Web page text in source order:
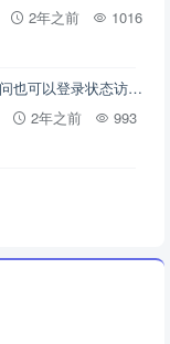
2年之前 1016
laravel 如何实现接口既可以匿名访问也可以登录状态访问？
2年之前 993